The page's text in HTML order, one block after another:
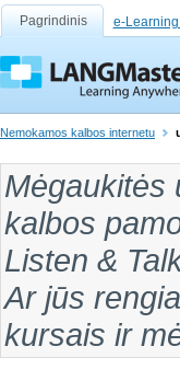
Pagrindinis e-
Nemokamos kalbos internetu
Mėgaukitės
kalbos
Listen &
Ar jūs
kursais ir